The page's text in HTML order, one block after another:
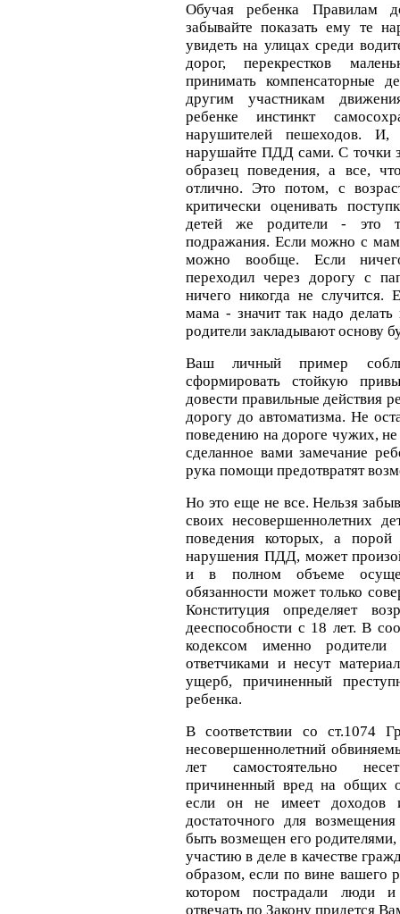
Обучая ребенка Правилам
забывайте показать ему те
увидеть на улицах среди
дорог, перекрестков
принимать компенсаторные
другим участникам
ребенке инстинкт
нарушителей пешеходов.
нарушайте ПДД сами. С точки
образец поведения, а все,
отлично. Это потом, с
критически оценивать
детей же родители - это
подражания. Если можно с
можно вообще. Если
переходил через дорогу с
ничего никогда не случится.
мама - значит так надо
родители закладывают основу
Ваш личный пример
сформировать стойкую
довести правильные действия
дорогу до автоматизма. Не
поведению на дороге чужих,
сделанное вами замечание
рука помощи предотвратят
Но это еще не все. Нельзя
своих несовершеннолетних
поведения которых, а порой
нарушения ПДД, может
и в полном объеме
обязанности может только
Конституция определяет
дееспособности с 18 лет. В
кодексом именно родители
ответчиками и несут
ущерб, причиненный
ребенка.
В соответствии со ст.1074
несовершеннолетний
лет самостоятельно
причиненный вред на общих
если он не имеет доходов
достаточного для
быть возмещен его
участию в деле в качестве
образом, если по вине вашего
котором пострадали люди
отвечать по Закону придется